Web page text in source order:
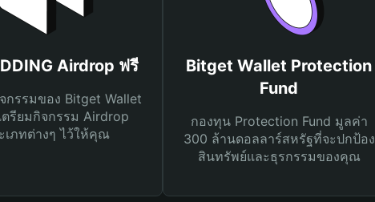
Airdrop ฟรี
กรรมของ Bitget Wallet
ตรียมกิจกรรม Airdrop
เภทต่างๆ ไว้ให้คุณ
Bitget Wallet Protection
Fund
กองทุน Protection Fund มูลค่า
300 ล้านดอลลาร์สหรัฐที่จะปกป้อง
สินทรัพย์และธุรกรรมของคุณ